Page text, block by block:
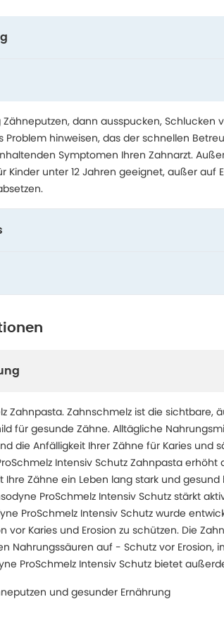
Zähneputzen, dann ausspucken,
Problem hinweisen, das der schnellen
Symptomen Ihren Zahnarzt.
Kinder unter 12 Jahren geeignet, außer auf
Zahnpasta. Zahnschmelz ist die sichtbare,
für gesunde Zähne. Alltägliche
die Anfälligkeit Ihrer Zähne für Karies und
Intensiv Schutz Zahnpasta
Ihre Zähne ein Leben lang stark und
ProSchmelz Intensiv Schutz stärkt
ProSchmelz Intensiv Schutz wurde
vor Karies und Erosion zu schützen. Die
Nahrungssäuren auf - Schutz vor Erosion,
ProSchmelz Intensiv Schutz bietet
und gesunder Ernährung